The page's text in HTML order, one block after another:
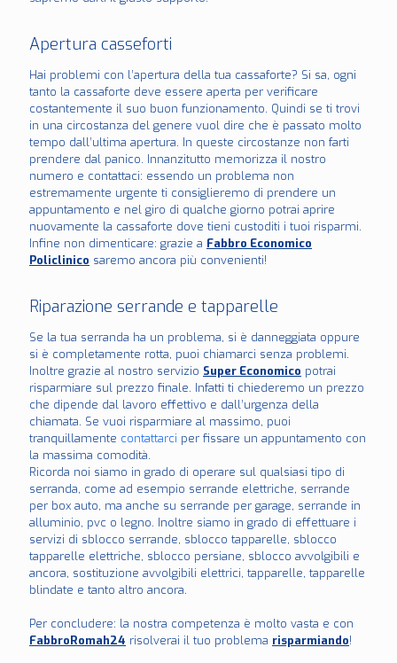
Apertura casseforti
Hai problemi con l’apertura della tua cassaforte? Si sa, ogni
tanto la cassaforte deve essere aperta per verificare
costantemente il suo buon funzionamento. Quindi se ti trovi
in una circostanza del genere vuol dire che è passato molto
tempo dall’ultima apertura. In queste circostanze non farti
prendere dal panico. Innanzitutto memorizza il nostro
numero e contattaci: essendo un problema non
estremamente urgente ti consiglieremo di prendere un
appuntamento e nel giro di qualche giorno potrai aprire
nuovamente la cassaforte dove tieni custoditi i tuoi risparmi.
Infine non dimenticare: grazie a Fabbro Economico
Policlinico saremo ancora più convenienti!
Riparazione serrande e tapparelle
Se la tua serranda ha un problema, si è danneggiata oppure
si è completamente rotta, puoi chiamarci senza problemi.
Inoltre grazie al nostro servizio Super Economico potrai
risparmiare sul prezzo finale. Infatti ti chiederemo un prezzo
che dipende dal lavoro effettivo e dall’urgenza della
chiamata. Se vuoi risparmiare al massimo, puoi
tranquillamente contattarci per fissare un appuntamento con
la massima comodità.
Ricorda noi siamo in grado di operare sul qualsiasi tipo di
serranda, come ad esempio serrande elettriche, serrande
per box auto, ma anche su serrande per garage, serrande in
alluminio, pvc o legno. Inoltre siamo in grado di effettuare i
servizi di sblocco serrande, sblocco tapparelle, sblocco
tapparelle elettriche, sblocco persiane, sblocco avvolgibili e
ancora, sostituzione avvolgibili elettrici, tapparelle, tapparelle
blindate e tanto altro ancora.
Per concludere: la nostra competenza è molto vasta e con
FabbroRomah24 risolverai il tuo problema risparmiando!